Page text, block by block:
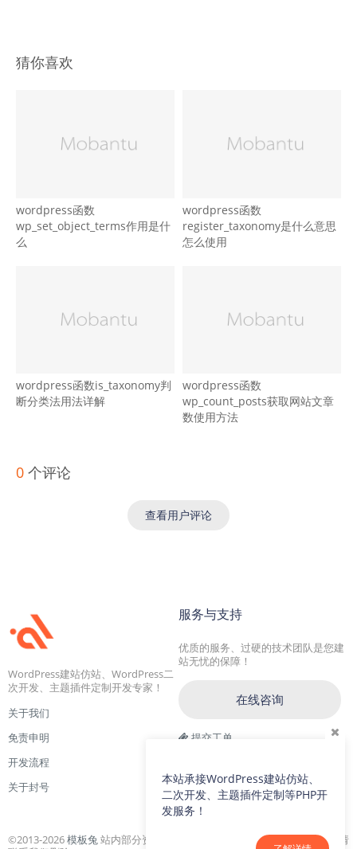
猜你喜欢
wordpress函数
wp_set_object_terms作用是什
么
wordpress函数
register_taxonomy是什么意思
怎么使用
wordpress函数is_taxonomy判
断分类法用法详解
wordpress函数
wp_count_posts获取网站文章
数使用方法
0 个评论
查看用户评论
WordPress建站仿站、WordPress二
次开发、主题插件定制开发专家！
关于我们
免责申明
开发流程
关于封号
服务与支持
优质的服务、过硬的技术团队是您建
站无忧的保障！
在线咨询
提交工单
交流二群：64786792
©2013-2026模板兔站内部分资源收集于网络，若侵犯了您的合法权益，请
本站承接WordPress建站仿站、
二次开发、主题插件定制等PHP开
发服务！